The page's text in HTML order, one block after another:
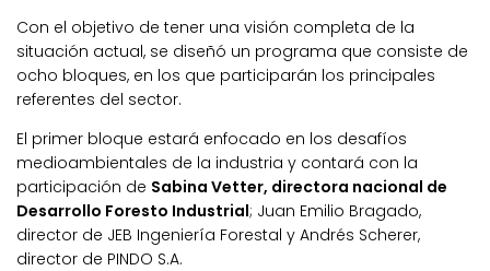
Con el objetivo de tener una visión completa de la
situación actual, se diseñó un programa que consiste de
ocho bloques, en los que participarán los principales
referentes del sector.
El primer bloque estará enfocado en los desafíos
medioambientales de la industria y contará con la
participación de Sabina Vetter, directora nacional de
Desarrollo Foresto Industrial; Juan Emilio Bragado,
director de JEB Ingeniería Forestal y Andrés Scherer,
director de PINDO S.A.